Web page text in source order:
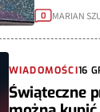
0 MARIAN
WIADOMOŚCI16
Świąteczne